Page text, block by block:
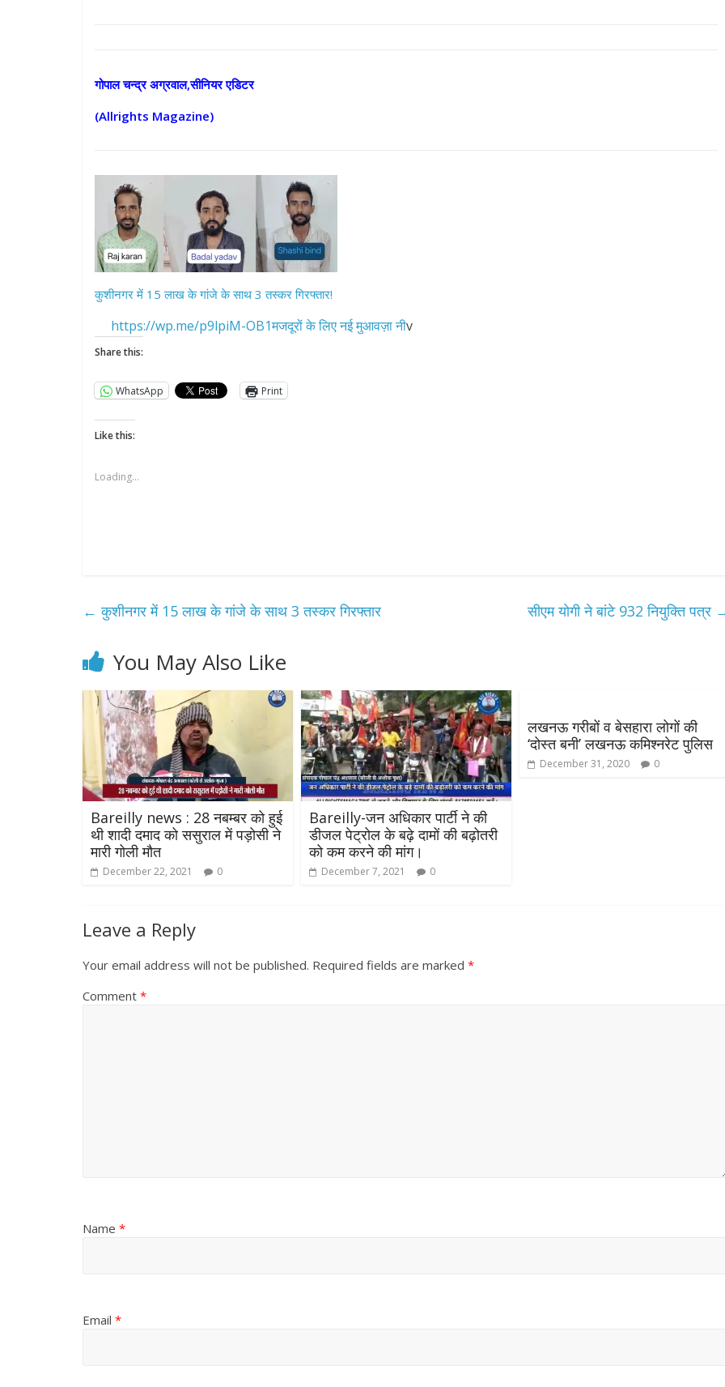
गोपाल चन्द्र अग्रवाल,सीनियर एडिटर
(Allrights Magazine)
कुशीनगर में 15 लाख के गांजे के साथ 3 तस्कर गिरफ्तार!
https://wp.me/p9lpiM-OB1मजदूरों के लिए नई मुआवज़ा नीv
Share this:
WhatsApp Print
Like this:
Loading...
← कुशीनगर में 15 लाख के गांजे के साथ 3 तस्कर गिरफ्तार सीएम योगी ने बांटे 932 नियुक्ति पत्र
You May Also Like
Bareilly news : 28 नबम्बर को हुई
थी शादी दमाद को ससुराल में पड़ोसी ने
मारी गोली मौत
December 22, 2021 0
Bareilly-जन अधिकार पार्टी ने की
डीजल पेट्रोल के बढ़े दामों की बढ़ोतरी
को कम करने की मांग।
December 7, 2021 0
लखनऊ गरीबों व बेसहारा लोगों की
‘दोस्त बनी’ लखनऊ कमिश्नरेट पुलिस
December 31, 2020 0
Leave a Reply
Your email address will not be published. Required fields are marked *
Comment *
Name *
Email *
खिलाफ प्रदर्शन
August 4, 2021